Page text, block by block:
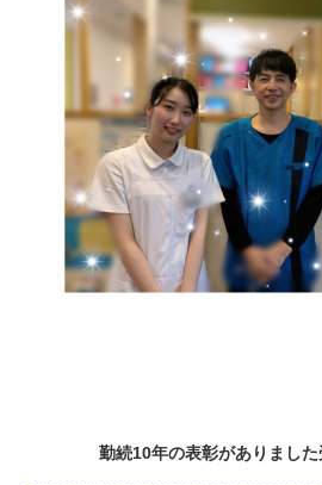
勤続10年の表彰がありまし